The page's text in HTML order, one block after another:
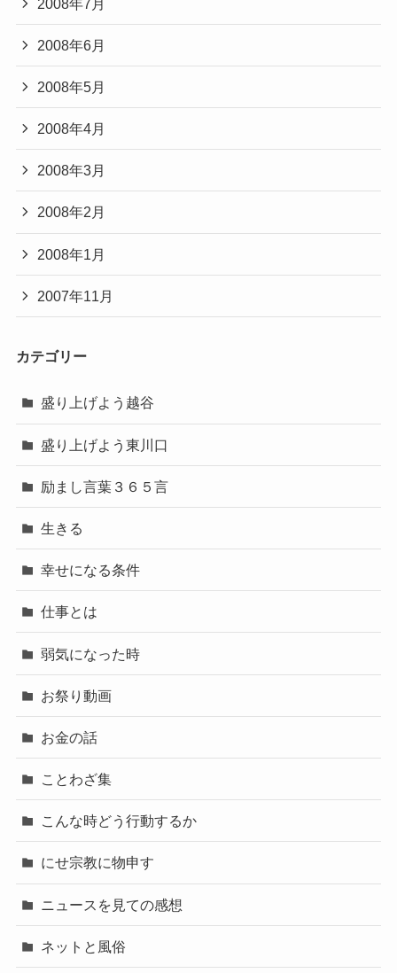
2008年6月
2008年5月
2008年4月
2008年3月
2008年2月
2008年1月
2007年11月
カテゴリー
盛り上げよう越谷
盛り上げよう東川口
励まし言葉３６５言
生きる
幸せになる条件
仕事とは
弱気になった時
お祭り動画
お金の話
ことわざ集
こんな時どう行動するか
にせ宗教に物申す
ニュースを見ての感想
ネットと風俗